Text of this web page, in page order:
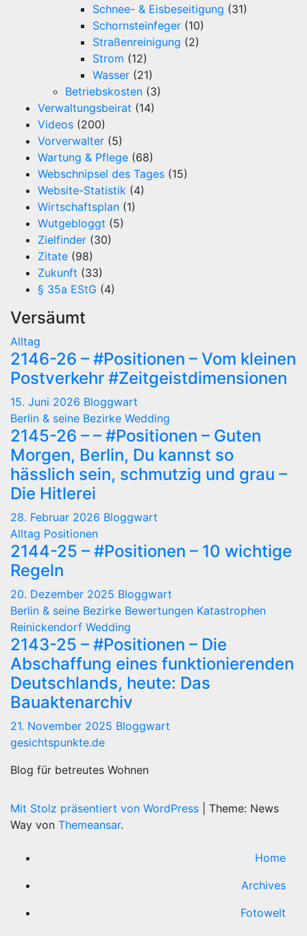
Schnee- & Eisbeseitigung (31)
Schornsteinfeger (10)
Straßenreinigung (2)
Strom (12)
Wasser (21)
Betriebskosten (3)
Verwaltungsbeirat (14)
Videos (200)
Vorverwalter (5)
Wartung & Pflege (68)
Webschnipsel des Tages (15)
Website-Statistik (4)
Wirtschaftsplan (1)
Wutgebloggt (5)
Zielfinder (30)
Zitate (98)
Zukunft (33)
§ 35a EStG (4)
Versäumt
Alltag
2146-26 – #Positionen – Vom kleinen
Postverkehr #Zeitgeistdimensionen
15. Juni 2026 Bloggwart
Berlin & seine Bezirke Wedding
2145-26 – – #Positionen – Guten
Morgen, Berlin, Du kannst so
hässlich sein, schmutzig und grau –
Die Hitlerei
28. Februar 2026 Bloggwart
Alltag Positionen
2144-25 – #Positionen – 10 wichtige
Regeln
20. Dezember 2025 Bloggwart
Berlin & seine Bezirke Bewertungen Katastrophen
Reinickendorf Wedding
2143-25 – #Positionen – Die
Abschaffung eines funktionierenden
Deutschlands, heute: Das
Bauaktenarchiv
21. November 2025 Bloggwart
gesichtspunkte.de
Blog für betreutes Wohnen
Mit Stolz präsentiert von WordPress
Theme: News
Way von Themeansar.
Home
Archives
Fotowelt